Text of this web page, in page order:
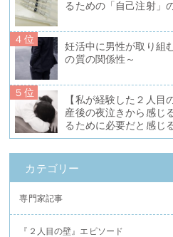
るための「自己注射」
４位
妊活中に男性が取り組
の質の関係性～
５位
【私が経験した２人目
産後の夜泣きから感じ
るために必要だと感じ
カテゴリー
専門家記事
『２人目の壁』エピソード